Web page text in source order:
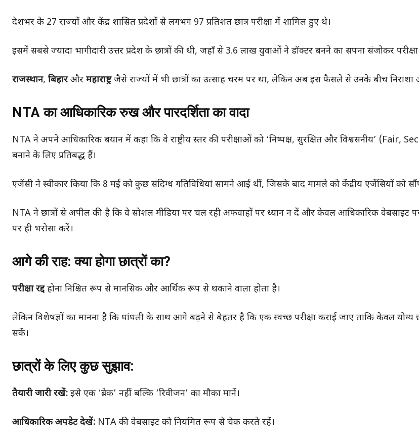
देशभर के 27 राज्यों और केंद्र शासित प्रदेशों से लगभग 97 प्रतिशत छात्र परीक्षा में शामिल हुए थे।
इसमें सबसे ज्यादा भागीदारी उत्तर प्रदेश के छात्रों की थी, जहाँ से 3.6 लाख युवाओं ने डॉक्टर बनने का सपना संजोकर परीक्षा
राजस्थान, बिहारऔर महाराष्ट्रजैसे राज्यों में भी छात्रों का उत्साह चरम पर था, लेकिन अब इस फैसले से उनके बीच निराशा
NTA का आधिकारिक रुख और पारदर्शिता का वादा
NTA ने अपने आधिकारिक बयान में कहा कि वे राष्ट्रीय स्तर की परीक्षाओं को ‘निष्पक्ष, सुरक्षित और विश्वसनीय’ (Fair,
बनाने के लिए प्रतिबद्ध हैं।
एजेंसी ने स्वीकार किया कि 8 मई को कुछ संदिग्ध गतिविधियां सामने आई थीं, जिसके बाद मामले को केंद्रीय एजेंसियों को
NTA ने छात्रों से अपील की है कि वे सोशल मीडिया पर चल रही अफवाहों पर ध्यान न दें और केवल आधिकारिक वेबसाइट
पर ही भरोसा करें।
आगे की राह: क्या होगा छात्रों का?
परीक्षा रद्दहोना निश्चित रूप से मानसिक और आर्थिक रूप से थकाने वाला होता है।
लेकिन विशेषज्ञों का मानना है कि धांधली के साथ आगे बढ़ने से बेहतर है कि एक स्वच्छ परीक्षा कराई जाए ताकि केवल योग्य
सकें।
छात्रों के लिए कुछ सुझाव:
तैयारी जारी रखें: इसे एक ‘ब्रेक’ नहीं बल्कि ‘रिवीजन’ का मौका मानें।
आधिकारिक अपडेट देखें: NTA की वेबसाइट को नियमित रूप से चेक करते रहें।